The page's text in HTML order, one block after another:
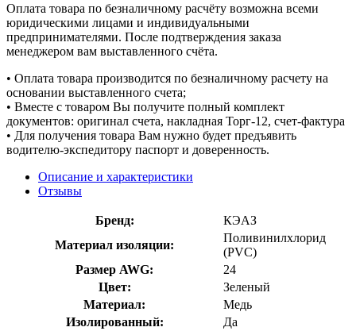
Оплата товара по безналичному расчёту возможна всеми
юридическими лицами и индивидуальными
предпринимателями. После подтверждения заказа
менеджером вам выставленного счёта.
• Оплата товара производится по безналичному расчету на
основании выставленного счета;
• Вместе с товаром Вы получите полный комплект
документов: оригинал счета, накладная Торг-12, счет-фактура
• Для получения товара Вам нужно будет предъявить
водителю-экспедитору паспорт и доверенность.
Описание и характеристики
Отзывы
Бренд:
КЭАЗ
Материал изоляции:
Поливинилхлорид
(PVC)
Размер AWG:
24
Цвет:
Зеленый
Материал:
Медь
Изолированный:
Да